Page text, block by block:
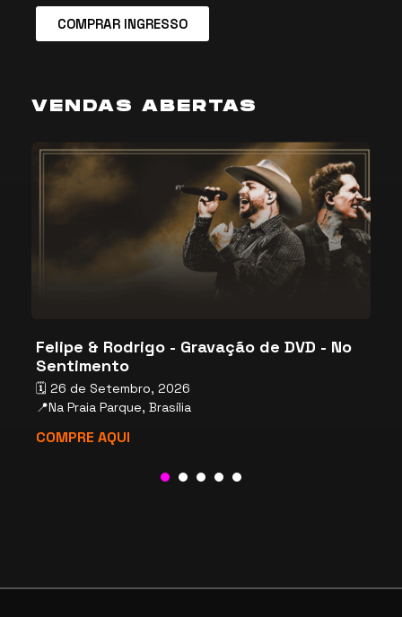
COMPRAR INGRESSO
VENDAS ABERTAS
Felipe & Rodrigo - Gravação de DVD - No
Sentimento
🗓️ 26 de Setembro, 2026
📍Na Praia Parque, Brasília
COMPRE AQUI